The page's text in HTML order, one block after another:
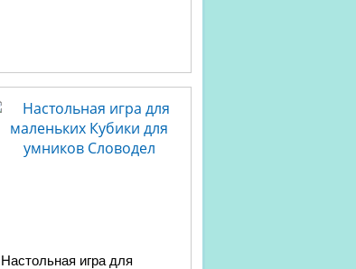
Настольная игра для